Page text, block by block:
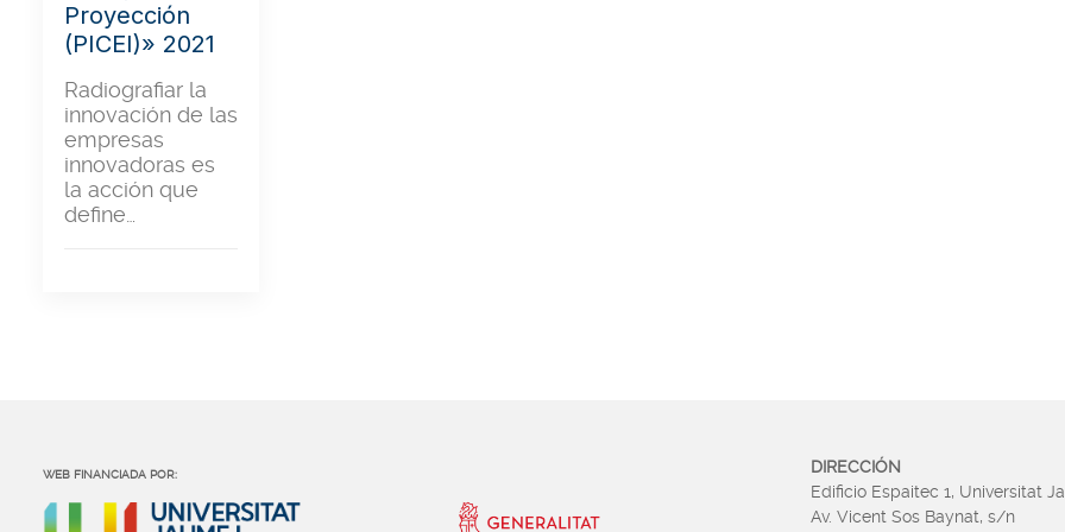
Proyección
(PICEI)» 2021
Radiografiar la
innovación de las
empresas
innovadoras es
la acción que
define…
WEB FINANCIADA POR:
DIRECCIÓN
Edificio Espaitec 1, Universitat
Av. Vicent Sos Baynat, s/n